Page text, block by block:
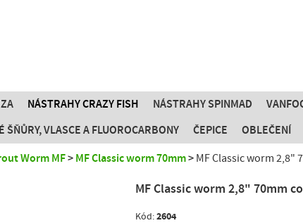
NÁSTRAHY CRAZY FISH NÁSTRAHY SPINMAD
ŠŇŮRY, VLASCE A FLUOROCARBONY ČEPICE OBLEČENÍ
Worm MF MF Classic worm 70mm MF Classic worm 2,8"
MF Classic worm 2,8" 70mm
Kód:2604